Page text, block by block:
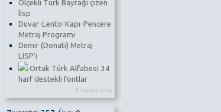
Ölçekli Türk Bayrağı çizen
lisp
Duvar-Lento-Kapı-Pencere
Metraj Programı
Demir (Donatı) Metraj
LISP'i
Ortak Türk Alfabesi 34
harf destekli fontlar
Program Ekle